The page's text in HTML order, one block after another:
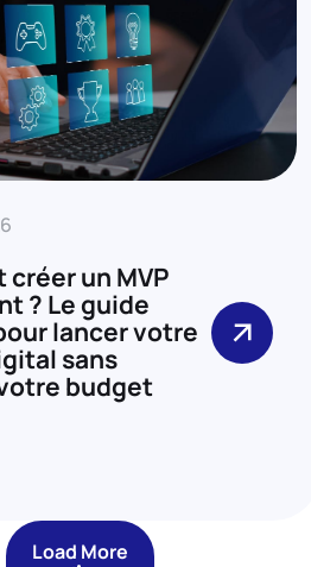
un MVP
? Le guide
lancer votre
sans
budget
Load More